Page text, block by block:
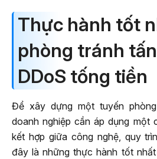
Thực hành tốt
phòng tránh
DDoS tống tiền
Để xây dựng một tuyến
doanh nghiệp cần áp dụng một
kết hợp giữa công nghệ, quy
đây là những thực hành tốt